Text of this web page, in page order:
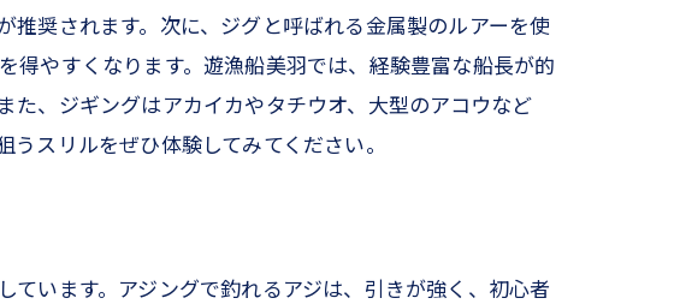
船美羽の魅力
釣り
奨されます。次に、ジグと呼ばれる金属製のルアーを使
得やすくなります。遊漁船美羽では、経験豊富な船長が的
た、ジギングはアカイカやタチウオ、大型のアコウなど
スリルをぜひ体験してみてください。
います。アジングで釣れるアジは、引きが強く、初心者